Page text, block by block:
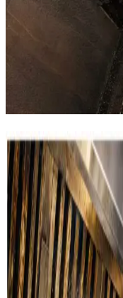
Det renser vi
Boligventilation
Grundig rensning af
aggregater i private
mærker.
Læs mere